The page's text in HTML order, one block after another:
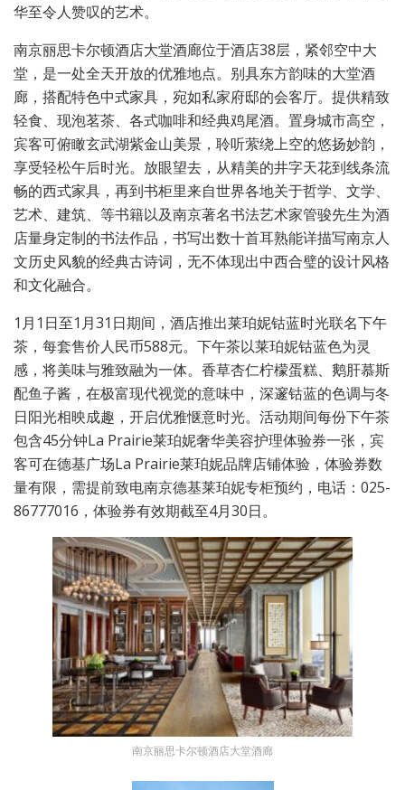
华至令人赞叹的艺术。
南京丽思卡尔顿酒店大堂酒廊位于酒店38层，紧邻空中大
堂，是一处全天开放的优雅地点。别具东方韵味的大堂酒
廊，搭配特色中式家具，宛如私家府邸的会客厅。提供精致
轻食、现泡茗茶、各式咖啡和经典鸡尾酒。置身城市高空，
宾客可俯瞰玄武湖紫金山美景，聆听萦绕上空的悠扬妙韵，
享受轻松午后时光。放眼望去，从精美的井字天花到线条流
畅的西式家具，再到书柜里来自世界各地关于哲学、文学、
艺术、建筑、等书籍以及南京著名书法艺术家管骏先生为酒
店量身定制的书法作品，书写出数十首耳熟能详描写南京人
文历史风貌的经典古诗词，无不体现出中西合璧的设计风格
和文化融合。
1月1日至1月31日期间，酒店推出莱珀妮钴蓝时光联名下午
茶，每套售价人民币588元。下午茶以莱珀妮钴蓝色为灵
感，将美味与雅致融为一体。香草杏仁柠檬蛋糕、鹅肝慕斯
配鱼子酱，在极富现代视觉的意味中，深邃钴蓝的色调与冬
日阳光相映成趣，开启优雅惬意时光。活动期间每份下午茶
包含45分钟La Prairie莱珀妮奢华美容护理体验券一张，宾
客可在德基广场La Prairie莱珀妮品牌店铺体验，体验券数
量有限，需提前致电南京德基莱珀妮专柜预约，电话：025-
86777016，体验券有效期截至4月30日。
南京丽思卡尔顿酒店大堂酒廊